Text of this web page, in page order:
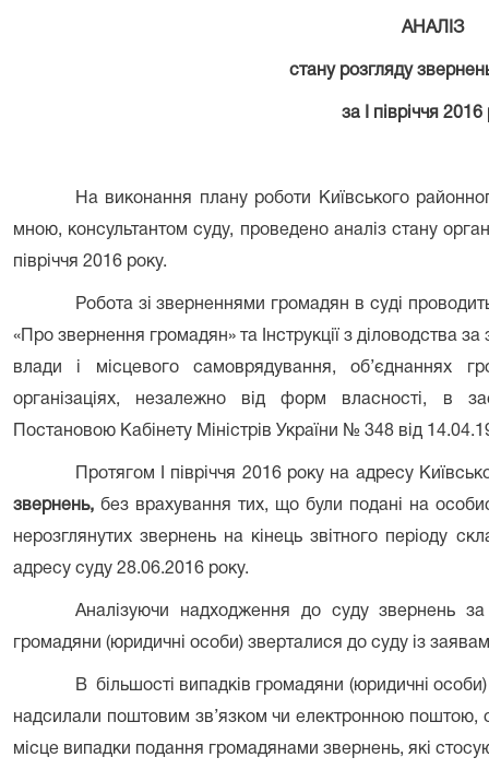
АНАЛІЗ
стану розгляду
за І півріччя 2016
На виконання плану роботи Київського
мною, консультантом суду, проведено аналіз стану
півріччя 2016 року.
Робота зі зверненнями громадян в суді
«Про звернення громадян» та Інструкції з діловодства
влади і місцевого самоврядування, об’єднаннях
організаціях, незалежно від форм власності, в
Постановою Кабінету Міністрів України № 348 від
Протягом І півріччя 2016 року на адресу
звернень, без врахування тих, що були подані на
нерозглянутих звернень на кінець звітного періоду
адресу суду 28.06.2016 року.
Аналізуючи надходження до суду звернень
громадяни (юридичні особи) зверталися до суду із
В більшості випадків громадяни (юридичні
надсилали поштовим зв’язком чи електронною поштою,
місце випадки подання громадянами звернень, які